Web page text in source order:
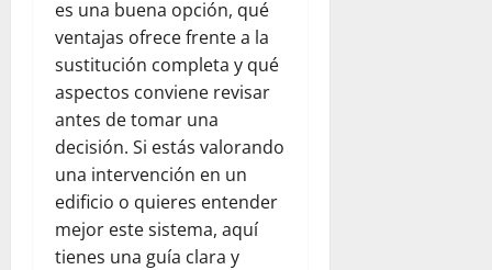
es una buena opción, qué
ventajas ofrece frente a la
sustitución completa y qué
aspectos conviene revisar
antes de tomar una
decisión. Si estás valorando
una intervención en un
edificio o quieres entender
mejor este sistema, aquí
tienes una guía clara y